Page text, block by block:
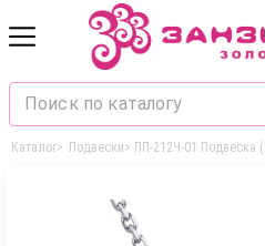
Каталог> Подвески> ПП-212Ч-01 Подвеска